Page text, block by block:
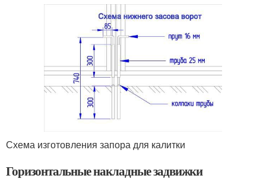
Схема изготовления запора для калитки
Горизонтальные накладные задвижки